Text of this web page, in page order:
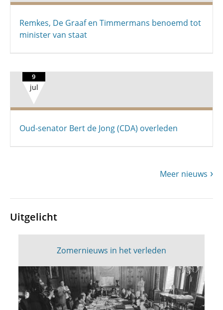
Uitgelicht
Zomernieuws in het verleden
Remkes, De Graaf en Timmermans benoemd tot
minister van staat
9
jul
Oud-senator Bert de Jong (CDA) overleden
Meer nieuws